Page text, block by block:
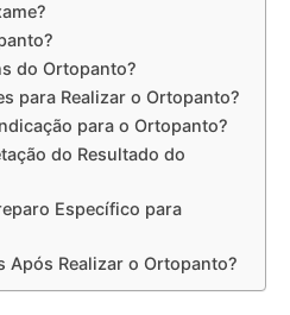
do Ortopanto?
para Realizar o Ortopanto?
para o Ortopanto?
do Resultado do
Específico para
Após Realizar o Ortopanto?